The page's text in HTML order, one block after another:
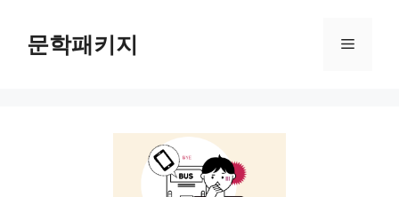
문학패키지 메